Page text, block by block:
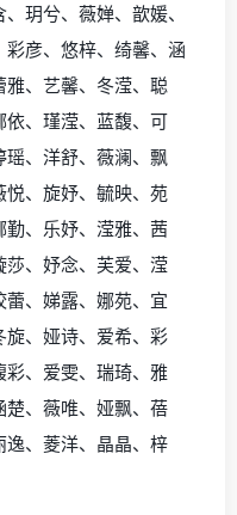
玥兮、薇婵、歆媛、
彦、悠梓、绮馨、涵
、艺馨、冬滢、聪
、瑾滢、蓝馥、可
、洋舒、薇澜、飘
、旋妤、毓映、苑
、乐妤、滢雅、茜
、妤念、芙爱、滢
、娣露、娜苑、宜
、娅诗、爱希、彩
、爱雯、瑞琦、雅
楚、薇唯、娅飘、蓓
、菱洋、晶晶、梓